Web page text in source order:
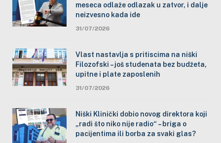
meseca odlaže odlazak u zatvor, i dalje
neizvesno kada ide
31/07/2026
Vlast nastavlja s pritiscima na niški
Filozofski – još studenata bez budžeta,
upitne i plate zaposlenih
31/07/2026
Niški Klinički dobio novog direktora koji
„radi što niko nije radio“ – briga o
pacijentima ili borba za svaki glas?